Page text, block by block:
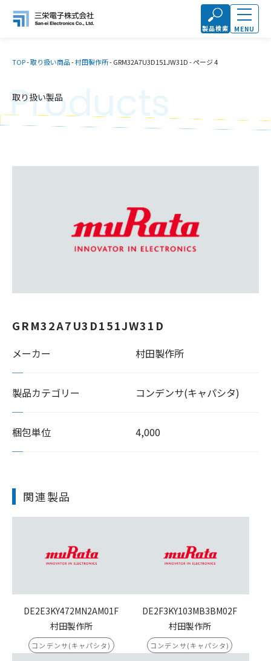
製品検索 MENU
TOP-取り扱い商品-村田製作所-GRM32A7U3D151JW31D-ページ 4
取り扱い製品
Products
GRM32A7U3D151JW31D
メーカー 村田製作所
製品カテゴリー コンデンサ(キャパシタ)
梱包単位 4,000
関連製品
DE2E3KY472MN2AM01F
村田製作所
コンデンサ(キャパシタ)
DE2F3KY103MB3BM02F
村田製作所
コンデンサ(キャパシタ)